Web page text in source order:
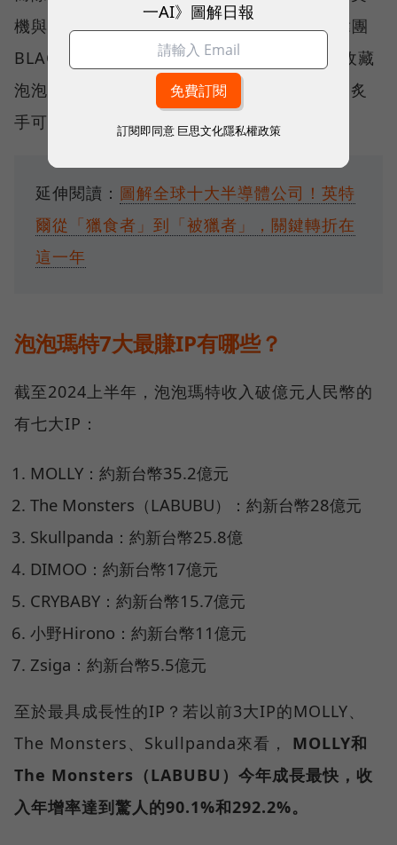
機與K-POP席捲全球也無法脫離關係。包括韓團
BLACKPINK的LISA、ROSÉ都曾在IG上發過收藏
泡泡瑪特的貼文及限時動態，讓這些玩偶更加炙
手可熱。
延伸閱讀： 圖解全球十大半導體公司！英特
爾從「獵食者」到「被獵者」，關鍵轉折在
這一年
泡泡瑪特7大最賺IP有哪些？
截至2024上半年，泡泡瑪特收入破億元人民幣的
有七大IP：
MOLLY：約新台幣35.2億元
The Monsters（LABUBU）：約新台幣28億元
Skullpanda：約新台幣25.8億
DIMOO：約新台幣17億元
CRYBABY：約新台幣15.7億元
小野Hirono：約新台幣11億元
Zsiga：約新台幣5.5億元
至於最具成長性的IP？若以前3大IP的MOLLY、
The Monsters、Skullpanda來看， MOLLY和
The Monsters（LABUBU）今年成長最快，收
入年增率達到驚人的90.1%和292.2%。
一AI》圖解日報
訂閱即同意 巨思文化隱私權政策